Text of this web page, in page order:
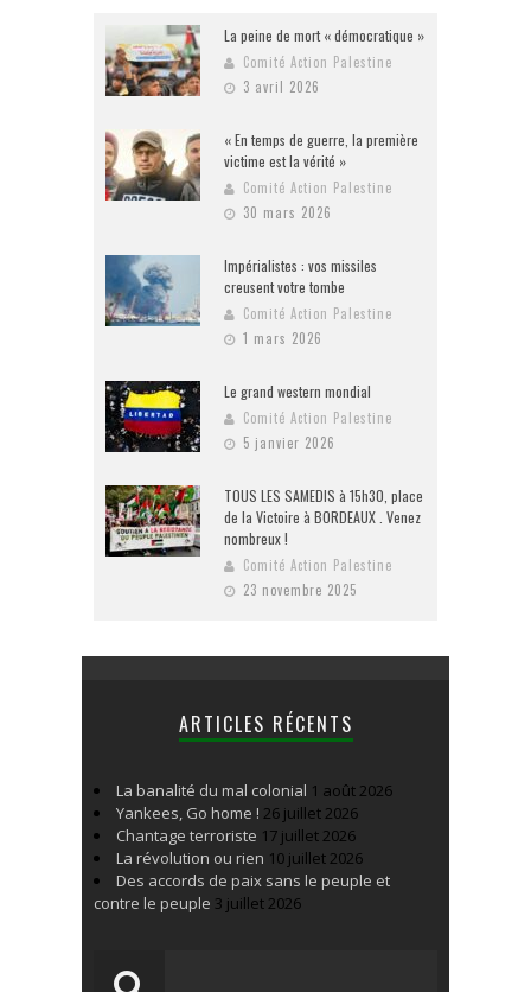
La peine de mort « démocratique »
Comité Action Palestine
3 avril 2026
« En temps de guerre, la première
victime est la vérité »
Comité Action Palestine
30 mars 2026
Impérialistes : vos missiles
creusent votre tombe
Comité Action Palestine
1 mars 2026
Le grand western mondial
Comité Action Palestine
5 janvier 2026
TOUS LES SAMEDIS à 15h30, place
de la Victoire à BORDEAUX . Venez
nombreux !
Comité Action Palestine
23 novembre 2025
ARTICLES RÉCENTS
La banalité du mal colonial 1 août 2026
Yankees, Go home ! 26 juillet 2026
Chantage terroriste 17 juillet 2026
La révolution ou rien 10 juillet 2026
Des accords de paix sans le peuple et
contre le peuple 3 juillet 2026